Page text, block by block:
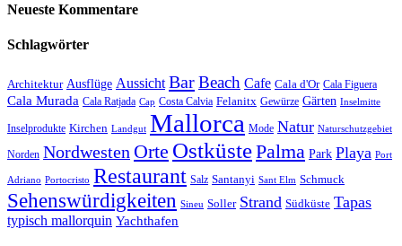
Neueste Kommentare
Schlagwörter
Architektur Ausflüge Aussicht BarBeach Cafe Cala d'Or Cala Figuera
Cala Murada Cala Ratjada Cap Costa Calvia Felanitx Gewürze Gärten Inselmitte
Inselprodukte Kirchen Landgut Mallorca Mode Natur Naturschutzgebiet
Norden Nordwesten Orte OstküstePalma Park Playa Port
Adriano Portocristo Restaurant Salz Santanyi Sant Elm Schmuck
Sehenswürdigkeiten Sineu Soller Strand Südküste Tapas
typisch mallorquin Yachthafen